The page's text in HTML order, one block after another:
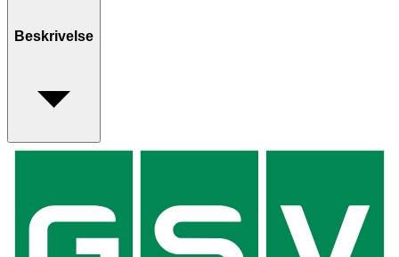
Beskrivelse